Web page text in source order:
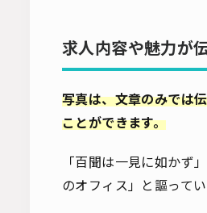
求人内容や魅力が
写真は、文章のみでは
ことができます。
「百聞は一見に如かず
のオフィス」と謳って